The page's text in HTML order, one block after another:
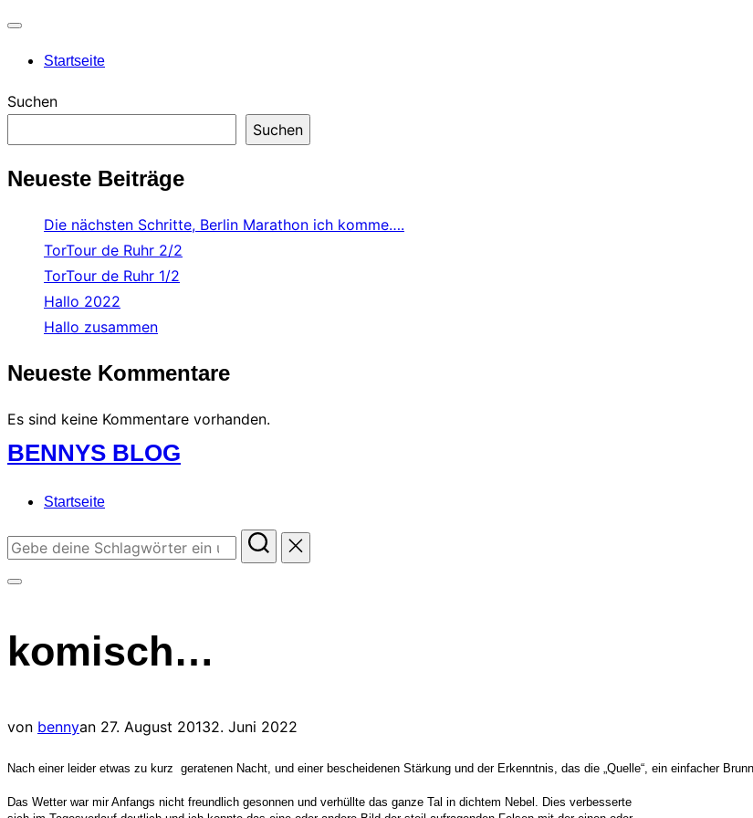
umschalten
Startseite
Suchen
Suchen
Neueste Beiträge
Die nächsten Schritte, Berlin Marathon ich komme….
TorTour de Ruhr 2/2
TorTour de Ruhr 1/2
Hallo 2022
Hallo zusammen
Neueste Kommentare
Es sind keine Kommentare vorhanden.
Zum
Inhalt
springen
BENNYS BLOG
Startseite
Suchen
Navigation
umschalten
komisch…
von bennyan Veröffentlicht
27. August 20132. Juni 2022
Nach einer leider etwas zu kurz geratenen Nacht, und einer bescheidenen Stärkung und der Erkenntnis, das die „Quelle“, ein einfacher
Das Wetter war mir Anfangs nicht freundlich gesonnen und verhüllte das ganze Tal in dichtem Nebel. Dies verbesserte